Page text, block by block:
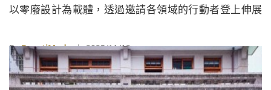
以零廢設計為載體，透過邀請各領域的行動者登上伸展
ByBeautiMode| 2025/11/12